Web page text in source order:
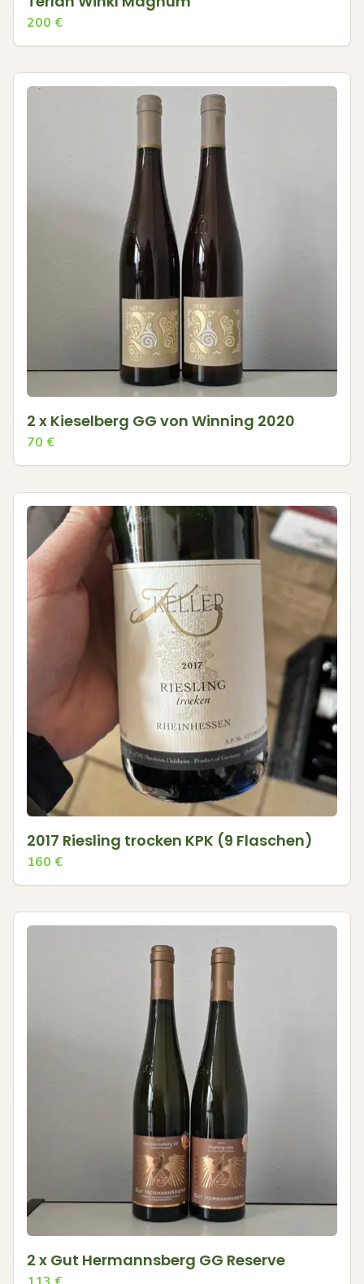
200 €
2 x Kieselberg GG von Winning 2020
70 €
2017 Riesling trocken KPK (9 Flaschen)
160 €
2 x Gut Hermannsberg GG Reserve